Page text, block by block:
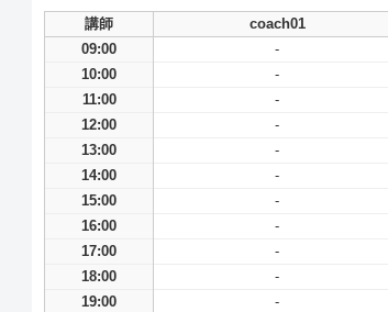
講師 coach01
09:00
-
10:00
-
11:00
-
12:00
-
13:00
-
14:00
-
15:00
-
16:00
-
17:00
-
18:00
-
19:00
-